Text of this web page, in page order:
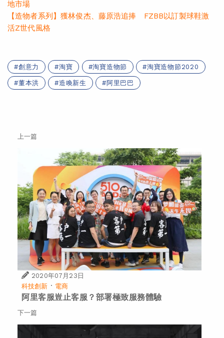
地市場
【造物者系列】獲林俊杰、藤原浩追捧 FZBB以訂製球鞋激
活Z世代風格
創意力 淘寶 淘寶造物節 淘寶造物節2020
董本洪 造喚新生 阿里巴巴
上一篇
2020年07月23日
科技創新 · 電商
阿里客服豈止客服？部署極致服務體驗
下一篇